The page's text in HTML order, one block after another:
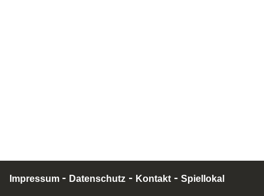
Impressum - Datenschutz - Kontakt - Spiellokal